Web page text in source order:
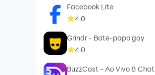
Facebook Lite
4.0
Grindr - Bate-papo gay
4.0
BuzzCast - Ao Vivo & Chat